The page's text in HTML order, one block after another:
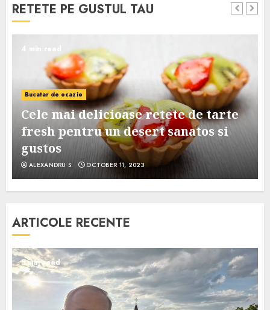
RETETE PE GUSTUL TAU
4 min read
Bucatar de ocazie
Cele mai delicioase retete de tarte
fresh pentru un desert sanatos si
gustos
ALEXANDRU S. OCTOBER 11, 2023
ARTICOLE RECENTE
5 min read